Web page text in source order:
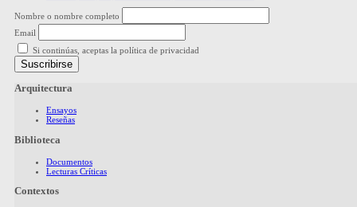
Nombre o nombre completo
Email
Si continúas, aceptas la política de privacidad
Arquitectura
Ensayos
Reseñas
Biblioteca
Documentos
Lecturas Críticas
Contextos